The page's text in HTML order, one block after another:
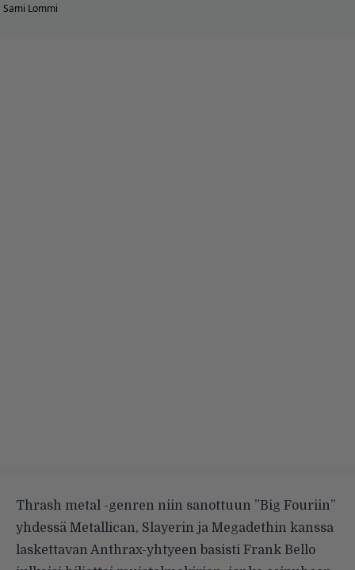
Sami Lommi
Thrash metal -genren niin sanottuun ”Big Fouriin”
yhdessä Metallican, Slayerin ja Megadethin kanssa
laskettavan Anthrax-yhtyeen basisti Frank Bello